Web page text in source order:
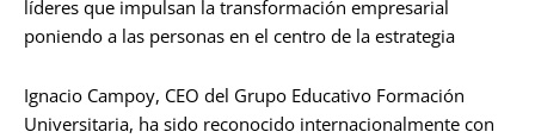
líderes que impulsan la transformación empresarial
poniendo a las personas en el centro de la estrategia
Ignacio Campoy, CEO del Grupo Educativo Formación
Universitaria, ha sido reconocido internacionalmente con